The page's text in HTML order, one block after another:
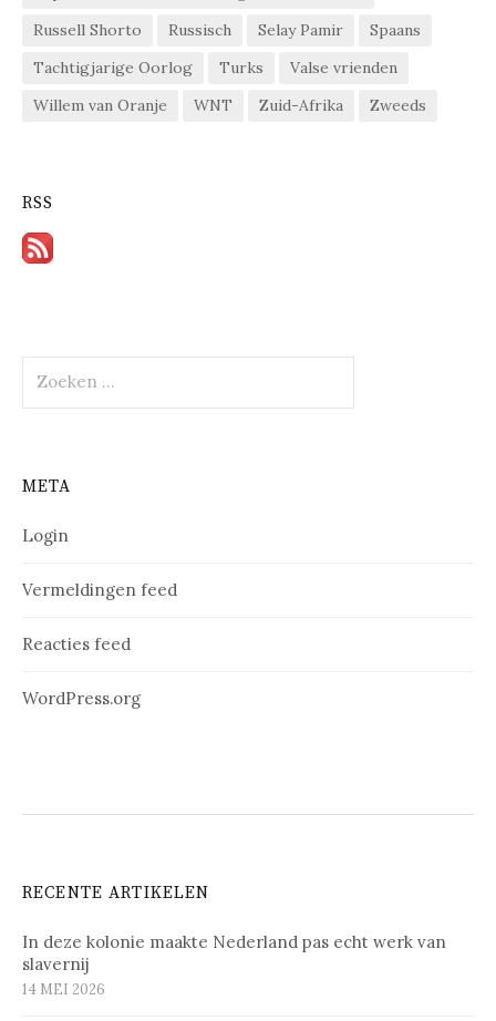
Russell Shorto
Russisch Selay Pamir
Spaans
Tachtigjarige Oorlog
Turks
Valse vrienden
Willem van Oranje
WNT Zuid-Afrika Zweeds
RSS
naar:
META
Login
Vermeldingen feed
Reacties feed
WordPress.org
RECENTE ARTIKELEN
In deze kolonie maakte Nederland pas echt werk van
slavernij
14 MEI 2026